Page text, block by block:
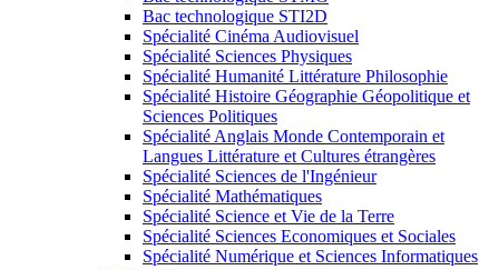
Bac technologique STI2D
Spécialité Cinéma Audiovisuel
Spécialité Sciences Physiques
Spécialité Humanité Littérature Philosophie
Spécialité Histoire Géographie Géopolitique et
Sciences Politiques
Spécialité Anglais Monde Contemporain et
Langues Littérature et Cultures étrangères
Spécialité Sciences de l'Ingénieur
Spécialité Mathématiques
Spécialité Science et Vie de la Terre
Spécialité Sciences Economiques et Sociales
Spécialité Numérique et Sciences Informatiques